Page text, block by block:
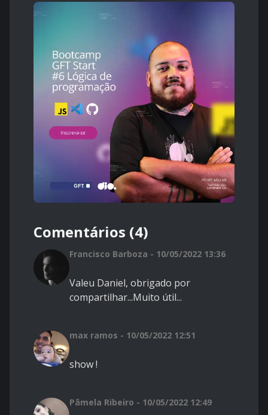
Comentários (4)
Francisco Barboza - 10/05/2022 13:36
Valeu Daniel, obrigado por
compartilhar...Muito útil...
max ramos - 10/05/2022 12:51
show !
Pâmela Ribeiro - 10/05/2022 12:49